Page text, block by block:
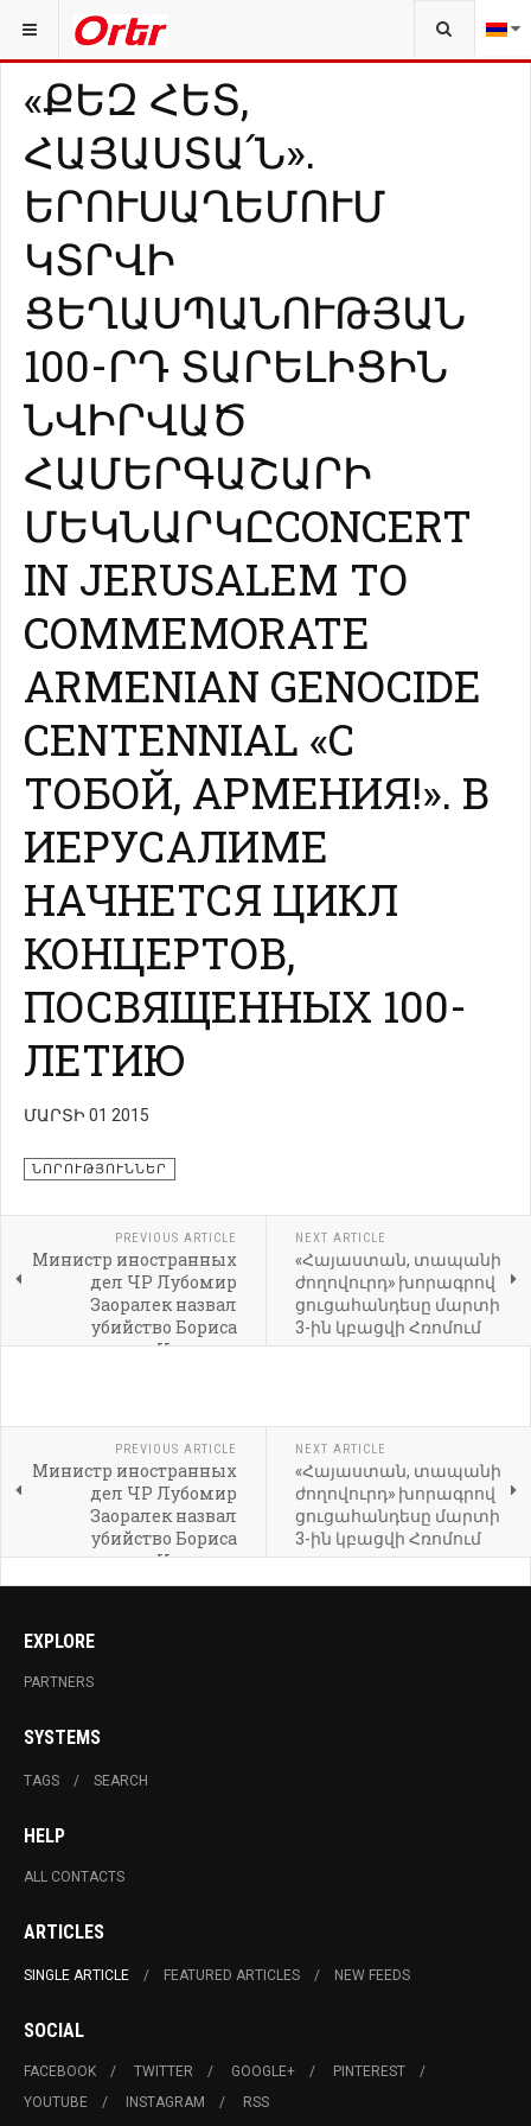
ԴՈՒՔ ԱՅՍՏԵՂ ԵՔ՝
«ՔԵԶ ՀԵՏ,
ՀԱՅԱՍՏԱ՛Ն».
ԵՐՈՒՍԱՂԵՄՈՒՄ
ԿՏՐՎԻ
ՑԵՂԱՍՊԱՆՈՒԹՅԱՆ
100-ՐԴ ՏԱՐԵԼԻՑԻՆ
ՆՎԻՐՎԱԾ
ՀԱՄԵՐԳԱՇԱՐԻ
ՄԵԿՆԱՐԿԸCONCERT
IN JERUSALEM TO
COMMEMORATE
ARMENIAN GENOCIDE
CENTENNIAL «С
ТОБОЙ, АРМЕНИЯ!». В
ИЕРУСАЛИМЕ
НАЧНЕТСЯ ЦИКЛ
КОНЦЕРТОВ,
ПОСВЯЩЕННЫХ 100-
ЛЕТИЮ
ՄԱՐՏԻ 01 2015
ՆՈՐՈՒԹՅՈՒՆՆԵՐ
PREVIOUS ARTICLE
Министр иностранных
дел ЧР Лубомир
Заоралек назвал
убийство Бориса
Немцова
NEXT ARTICLE
«Հայաստան, տապանի
ժողովուրդ» խորագրով
ցուցահանդեսը մարտի
3-ին կբացվի Հռոմում
PREVIOUS ARTICLE
Министр иностранных
дел ЧР Лубомир
Заоралек назвал
убийство Бориса
Немцова
«ужасающим»
NEXT ARTICLE
«Հայաստան, տապանի
ժողովուրդ» խորագրով
ցուցահանդեսը մարտի
3-ին կբացվի Հռոմում
EXPLORE
PARTNERS
SYSTEMS
TAGS SEARCH
HELP
ALL CONTACTS
ARTICLES
SINGLE ARTICLE FEATURED ARTICLES NEW FEEDS
SOCIAL
FACEBOOK TWITTER GOOGLE+
PINTEREST
YOUTUBE
INSTAGRAM RSS